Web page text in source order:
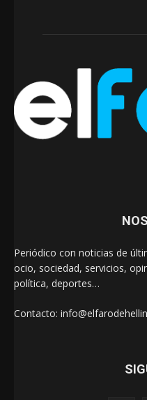
Periódico con noticias de
ocio, sociedad, servicios,
política, deportes…
Contacto: